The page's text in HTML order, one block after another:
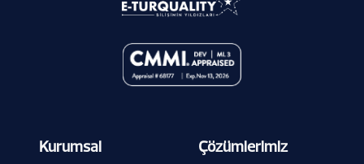
Kurumsal Çözümlerimiz